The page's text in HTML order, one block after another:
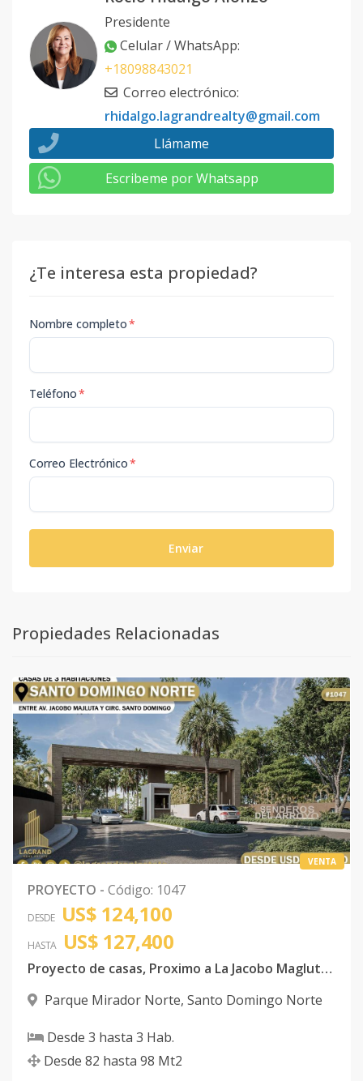
Presidente
Celular / WhatsApp:
+18098843021
Correo electrónico:
rhidalgo.lagrandrealty@gmail.com
Llámame
Escribeme por Whatsapp
¿Te interesa esta propiedad?
Nombre completo*
Teléfono*
Correo Electrónico*
Enviar
Propiedades Relacionadas
VENTA
PROYECTO - Código: 1047
DESDE US$ 124,100
HASTA US$ 127,400
Proyecto de casas, Proximo a La Jacobo Magluta y
Parque Mirador Norte, Santo Domingo Norte
Desde 3 hasta 3 Hab.
Desde 82 hasta 98 Mt2